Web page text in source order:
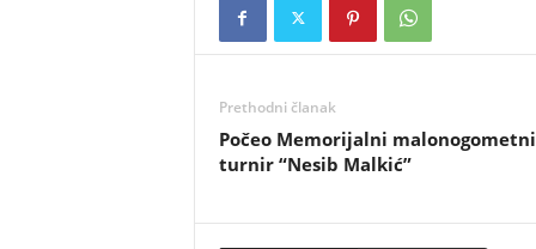
Prethodni članak
Počeo Memorijalni malonogometni
turnir “Nesib Malkić”